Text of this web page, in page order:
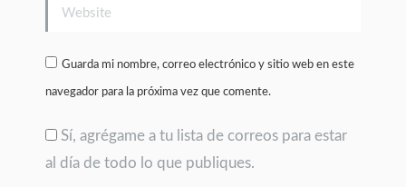
Website
Guarda mi nombre, correo electrónico y sitio web en este
navegador para la próxima vez que comente.
Sí, agrégame a tu lista de correos para estar
al día de todo lo que publiques.